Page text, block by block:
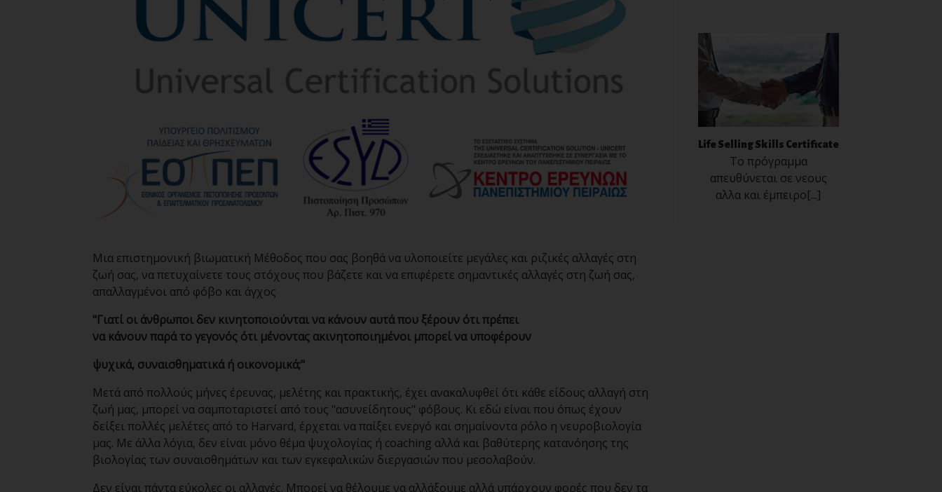
Μια επιστημονική βιωματική Μέθοδος που σας βοηθά να υλοποιείτε μεγάλες και ριζικές αλλαγές στη
ζωή σας, να πετυχαίνετε τους στόχους που βάζετε και να επιφέρετε σημαντικές αλλαγές στη ζωή σας,
απαλλαγμένοι από φόβο και άγχος
"Γιατί οι άνθρωποι δεν κινητοποιούνται να κάνουν αυτά που ξέρουν ότι πρέπει
να κάνουν παρά το γεγονός ότι μένοντας ακινητοποιημένοι μπορεί να υποφέρουν
ψυχικά, συναισθηματικά ή οικονομικά;"
Μετά από πολλούς μήνες έρευνας, μελέτης και πρακτικής, έχει ανακαλυφθεί ότι κάθε είδους αλλαγή στη
ζωή μας, μπορεί να σαμποταριστεί από τους "ασυνείδητους" φόβους. Κι εδώ είναι που όπως έχουν
δείξει πολλές μελέτες από το Harvard, έρχεται να παίξει ενεργό και σημαίνοντα ρόλο η νευροβιολογία
μας. Με άλλα λόγια, δεν είναι μόνο θέμα ψυχολογίας ή coaching αλλά και βαθύτερης κατανόησης της
βιολογίας των συναισθημάτων και των εγκεφαλικών διεργασιών που μεσολαβούν.
Δεν είναι πάντα εύκολες οι αλλαγές. Μπορεί να θέλουμε να αλλάξουμε αλλά υπάρχουν φορές που δεν τα
Life Selling Skills Certificate
Το πρόγραμμα
απευθύνεται σε νεους
αλλα και έμπειρο[...]